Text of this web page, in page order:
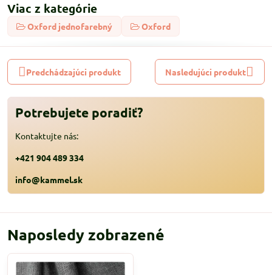
Viac z kategórie
Oxford jednofarebný Oxford
Predchádzajúci produkt Nasledujúci produkt
Potrebujete poradiť?
Kontaktujte nás:
+421 904 489 334
info@kammel.sk
Naposledy zobrazené